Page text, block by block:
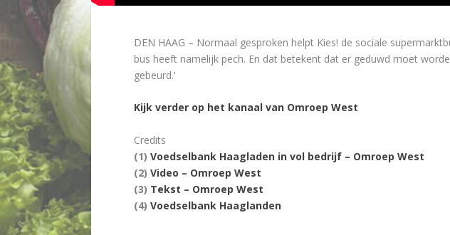
DEN HAAG – Normaal gesproken helpt Kies! de sociale
bus heeft namelijk pech. En dat betekent dat er geduwd moet
gebeurd.’
Kijk verder op het kanaal van Omroep West
Credits
(1) Voedselbank Haagladen in vol bedrijf – Omroep West
(2) Video – Omroep West
(3) Tekst – Omroep West
(4) Voedselbank Haaglanden